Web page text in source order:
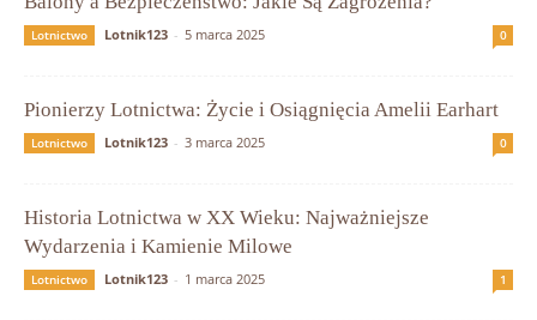
Lotnictwo Lotnik123 - 5 marca 2025 0
Pionierzy Lotnictwa: Życie i Osiągnięcia Amelii Earhart
Lotnictwo Lotnik123 - 3 marca 2025 0
Historia Lotnictwa w XX Wieku: Najważniejsze
Wydarzenia i Kamienie Milowe
Lotnictwo Lotnik123 - 1 marca 2025 1